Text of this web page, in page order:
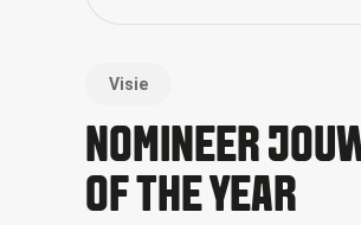
Visie
NOMINEER
OF THE YEAR